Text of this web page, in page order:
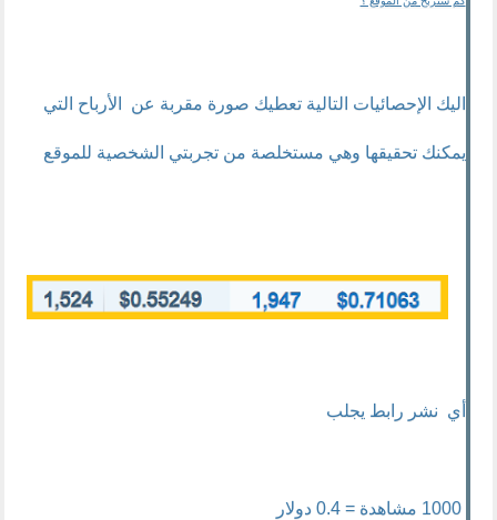
اليك الإحصائيات التالية تعطيك صورة مقربة عن الأرباح التي
يمكنك تحقيقها وهي مستخلصة من تجربتي الشخصية للموقع
أي نشر رابط يجلب
1000 مشاهدة = 0.4 دولار